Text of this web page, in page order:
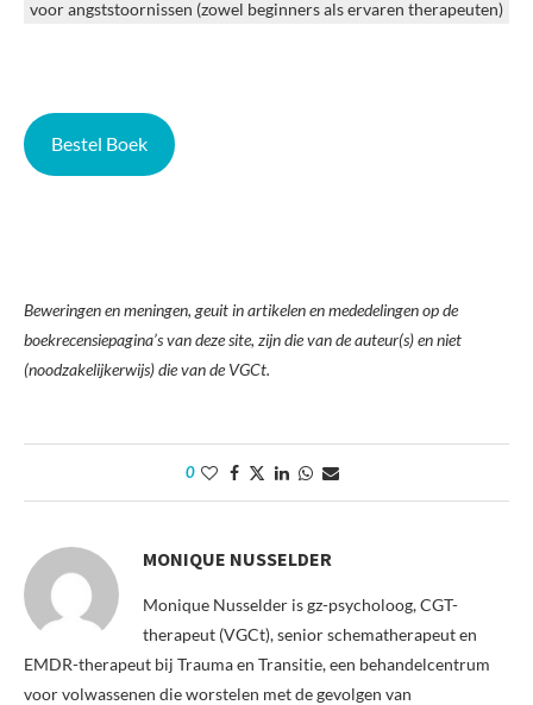
voor angststoornissen (zowel beginners als ervaren therapeuten)
Bestel Boek
Beweringen en meningen, geuit in artikelen en mededelingen op de
boekrecensiepagina’s van deze site, zijn die van de auteur(s) en niet
(noodzakelijkerwijs) die van de VGCt.
0
MONIQUE NUSSELDER
Monique Nusselder is gz-psycholoog, CGT-
therapeut (VGCt), senior schematherapeut en
EMDR-therapeut bij Trauma en Transitie, een behandelcentrum
voor volwassenen die worstelen met de gevolgen van